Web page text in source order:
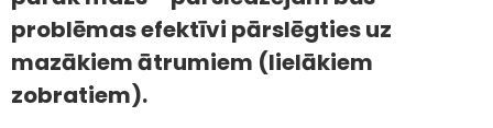
problēmas efektīvi pārslēgties uz
mazākiem ātrumiem (lielākiem
zobratiem).